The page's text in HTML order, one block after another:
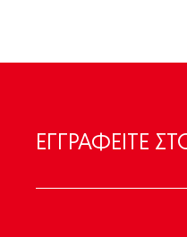
ΕΓΓΡΑΦΕIΤΕ